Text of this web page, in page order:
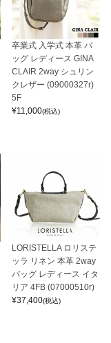
卒業式 入学式 本革 バ
ッグ レディース GINA
CLAIR 2way シュリン
クレザー (09000327r)
5F
¥11,000(税込)
LORISTELLA ロリステ
ッラ リネン 本革 2way
バッグ レディース イタ
リア 4FB (07000510r)
¥37,400(税込)